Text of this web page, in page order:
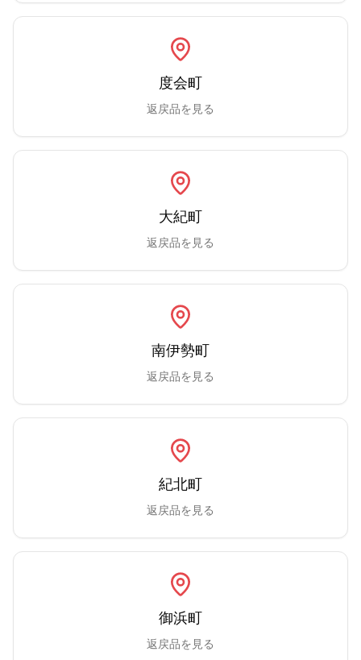
度会町
返戻品を見る
大紀町
返戻品を見る
南伊勢町
返戻品を見る
紀北町
返戻品を見る
御浜町
返戻品を見る